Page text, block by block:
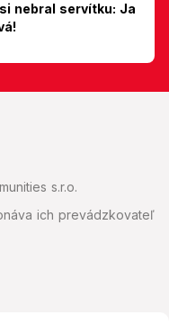
nebral servítku: Ja
s.r.o.
ich prevádzkovateľ